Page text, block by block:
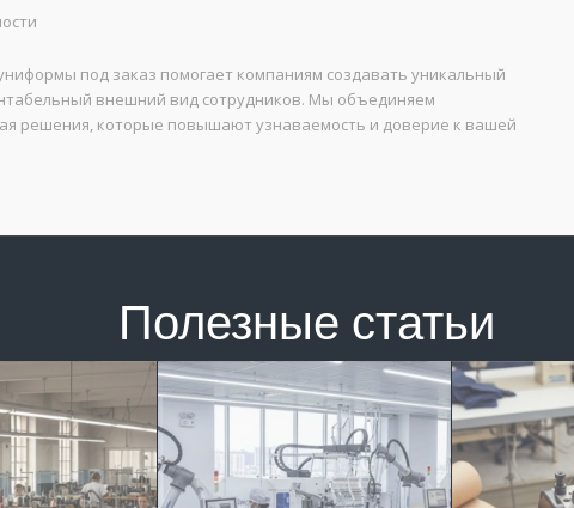
под заказ помогает компаниям создавать уникальный
внешний вид сотрудников. Мы объединяем
решения, которые повышают узнаваемость и доверие к вашей
Полезные статьи